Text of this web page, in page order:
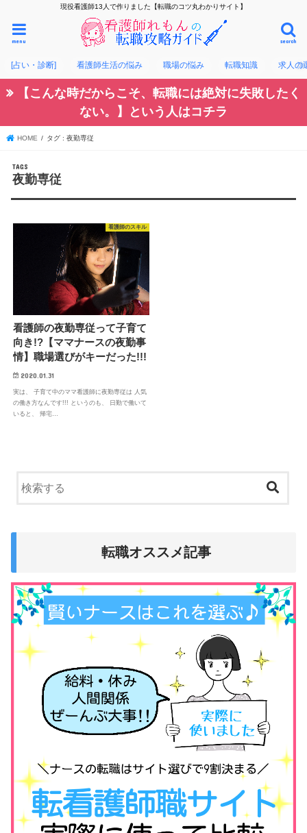
現役看護師13人で作りました【転職のコツ丸わかりサイト】
search
menu
[占い・診断] 看護師生活の悩み 職場の悩み 転職知識 求人の
【こんな時だからこそ、転職には絶対に失敗したく
ない。】という人はコチラ
HOME タグ : 夜勤専従
夜勤専従
看護師のスキル
看護師の夜勤専従って子育て
向き!?【ママナースの夜勤事
情】職場選びがキーだった!!!
2020.01.31
実は、 子育て中のママ看護師に夜勤専従は 人気
の働き方なんです!!! というのも、 日勤で働いて
いると、 帰宅…
転職オススメ記事